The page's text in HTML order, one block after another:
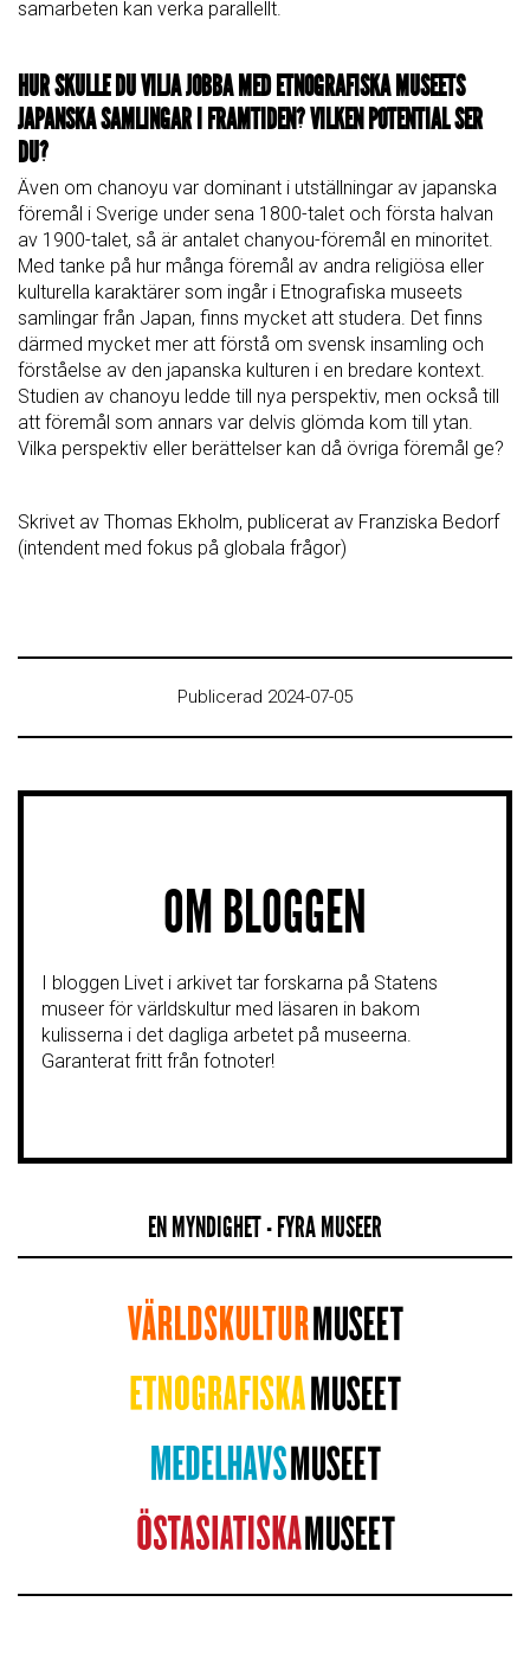
samarbeten kan verka parallellt.
HUR SKULLE DU VILJA JOBBA MED ETNOGRAFISKA MUSEETS
JAPANSKA SAMLINGAR I FRAMTIDEN? VILKEN POTENTIAL SER
DU?
Även om chanoyu var dominant i utställningar av japanska
föremål i Sverige under sena 1800-talet och första halvan
av 1900-talet, så är antalet chanyou-föremål en minoritet.
Med tanke på hur många föremål av andra religiösa eller
kulturella karaktärer som ingår i Etnografiska museets
samlingar från Japan, finns mycket att studera. Det finns
därmed mycket mer att förstå om svensk insamling och
förståelse av den japanska kulturen i en bredare kontext.
Studien av chanoyu ledde till nya perspektiv, men också till
att föremål som annars var delvis glömda kom till ytan.
Vilka perspektiv eller berättelser kan då övriga föremål ge?
Skrivet av Thomas Ekholm, publicerat av Franziska Bedorf
(intendent med fokus på globala frågor)
Publicerad 2024-07-05
OM BLOGGEN
I bloggen Livet i arkivet tar forskarna på Statens
museer för världskultur med läsaren in bakom
kulisserna i det dagliga arbetet på museerna.
Garanterat fritt från fotnoter!
EN MYNDIGHET - FYRA MUSEER